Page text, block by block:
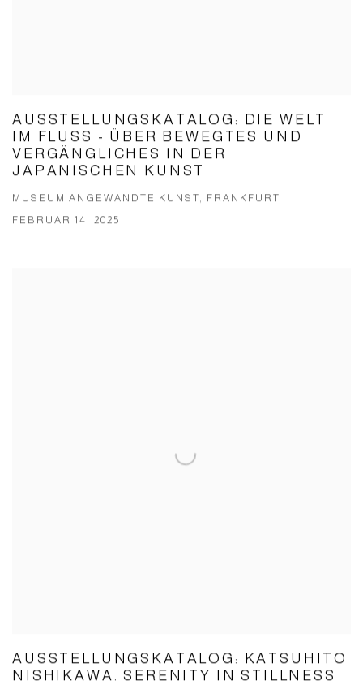
AUSSTELLUNGSKATALOG: DIE WELT
IM FLUSS - ÜBER BEWEGTES UND
VERGÄNGLICHES IN DER
JAPANISCHEN KUNST
MUSEUM ANGEWANDTE KUNST, FRANKFURT
FEBRUAR 14, 2025
AUSSTELLUNGSKATALOG: KATSUHITO
NISHIKAWA. SERENITY IN STILLNESS